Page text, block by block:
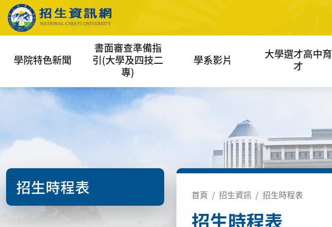
學院特色新聞
書面審查準備指
引(大學及四技二
專)
學系影片
大學選才高中育
才
::: 招生時程表 首頁 招生資訊 招生時程表
招生時程表